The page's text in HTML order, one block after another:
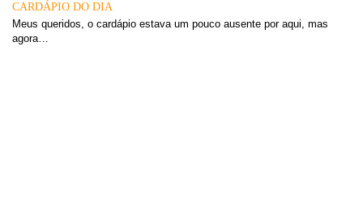
CARDÁPIO DO DIA
Meus queridos, o cardápio estava um pouco ausente por aqui, mas
agora…